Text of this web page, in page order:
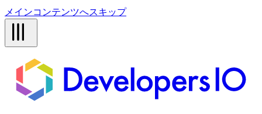
メインコンテンツへスキップ